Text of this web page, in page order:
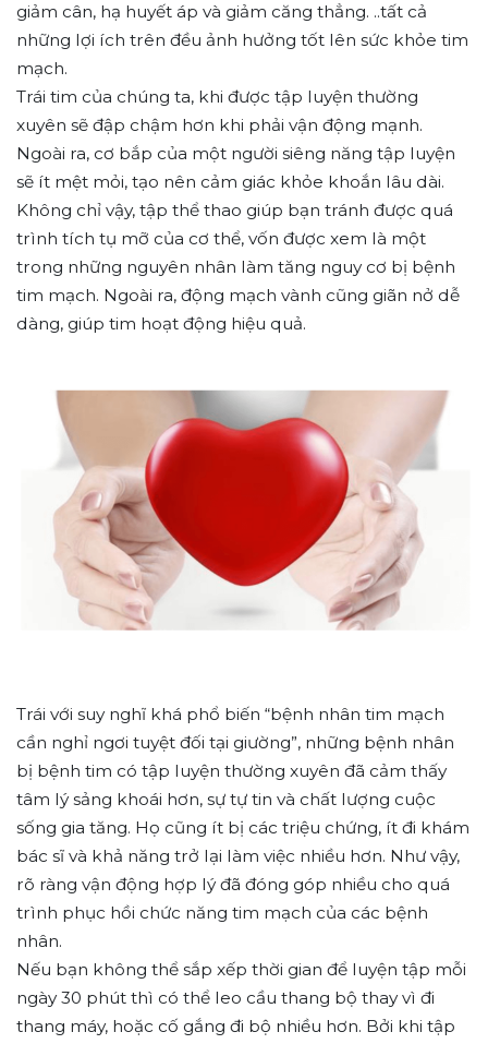
giảm cân, hạ huyết áp và giảm căng thẳng. ..tất cả
những lợi ích trên đều ảnh hưởng tốt lên sức khỏe tim
mạch.
Trái tim của chúng ta, khi được tập luyện thường
xuyên sẽ đập chậm hơn khi phải vận động mạnh.
Ngoài ra, cơ bắp của một người siêng năng tập luyện
sẽ ít mệt mỏi, tạo nên cảm giác khỏe khoắn lâu dài.
Không chỉ vậy, tập thể thao giúp bạn tránh được quá
trình tích tụ mỡ của cơ thể, vốn được xem là một
trong những nguyên nhân làm tăng nguy cơ bị bệnh
tim mạch. Ngoài ra, động mạch vành cũng giãn nở dễ
dàng, giúp tim hoạt động hiệu quả.
Trái với suy nghĩ khá phổ biến “bệnh nhân tim mạch
cần nghỉ ngơi tuyệt đối tại giường”, những bệnh nhân
bị bệnh tim có tập luyện thường xuyên đã cảm thấy
tâm lý sảng khoái hơn, sự tự tin và chất lượng cuộc
sống gia tăng. Họ cũng ít bị các triệu chứng, ít đi khám
bác sĩ và khả năng trở lại làm việc nhiều hơn. Như vậy,
rõ ràng vận động hợp lý đã đóng góp nhiều cho quá
trình phục hồi chức năng tim mạch của các bệnh
nhân.
Nếu bạn không thể sắp xếp thời gian để luyện tập mỗi
ngày 30 phút thì có thể leo cầu thang bộ thay vì đi
thang máy, hoặc cố gắng đi bộ nhiều hơn. Bởi khi tập